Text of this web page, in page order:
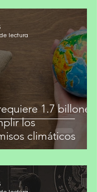
1.7 billones
los
climáticos
lectura